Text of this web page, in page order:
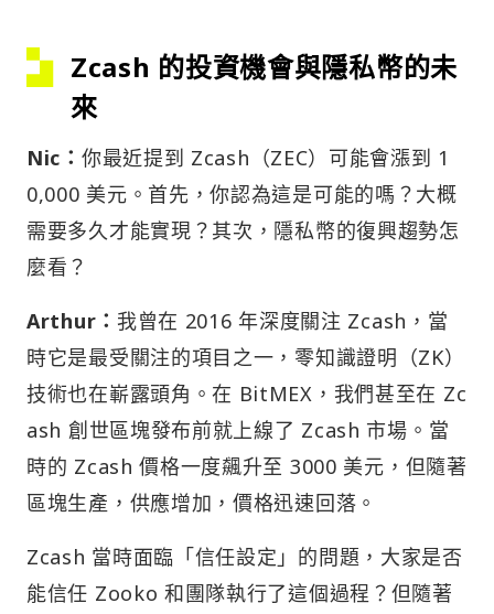
Zcash 的投資機會與隱私幣的未
來
Nic： 你最近提到 Zcash（ZEC）可能會漲到 1
0,000 美元。首先，你認為這是可能的嗎？大概
需要多久才能實現？其次，隱私幣的復興趨勢怎
麼看？
Arthur： 我曾在 2016 年深度關注 Zcash，當
時它是最受關注的項目之一，零知識證明（ZK）
技術也在嶄露頭角。在 BitMEX，我們甚至在 Zc
ash 創世區塊發布前就上線了 Zcash 市場。當
時的 Zcash 價格一度飆升至 3000 美元，但隨著
區塊生產，供應增加，價格迅速回落。
Zcash 當時面臨「信任設定」的問題，大家是否
能信任 Zooko 和團隊執行了這個過程？但隨著